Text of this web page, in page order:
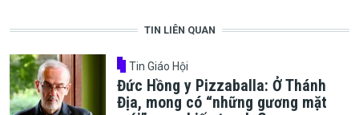
TIN LIÊN QUAN
Tin Giáo Hội
Đức Hồng y Pizzaballa: Ở Thánh
Địa, mong có “những gương mặt